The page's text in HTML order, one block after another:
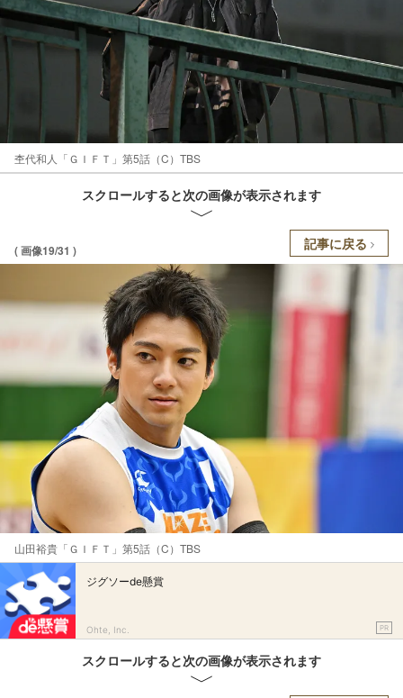
杢代和人「ＧＩＦＴ」第5話（C）TBS
スクロールすると次の画像が表示されます
( 画像19/31 ) 記事に戻る
山田裕貴「ＧＩＦＴ」第5話（C）TBS
ジグソーde懸賞
Ohte, Inc. PR
スクロールすると次の画像が表示されます